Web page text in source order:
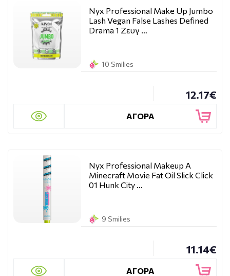
Nyx Professional Make Up Jumbo
Lash Vegan False Lashes Defined
Drama 1 Ζευγ …
10 Smilies
12.17€
ΑΓΟΡΑ
Nyx Professional Makeup A
Minecraft Movie Fat Oil Slick Click
01 Hunk City …
9 Smilies
11.14€
ΑΓΟΡΑ